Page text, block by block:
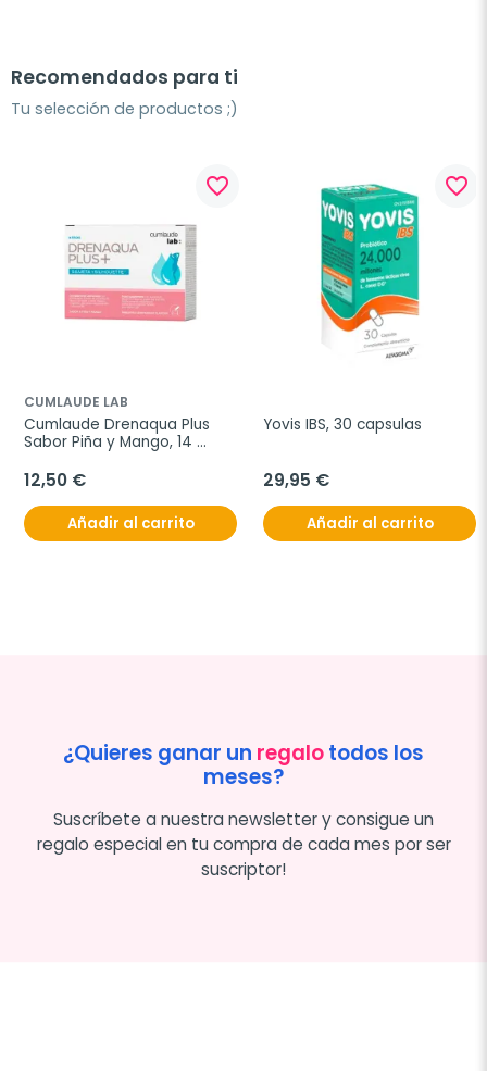
Recomendados para ti
Tu selección de productos ;)
favorite_border
CUMLAUDE LAB
Cumlaude Drenaqua Plus
Sabor Piña y Mango, 14
12,50 €
Añadir al carrito
favorite_border
Yovis IBS, 30 capsulas
29,95 €
Añadir al carrito
¿Quieres ganar un regalotodos los
meses?
Suscríbete a nuestra newsletter y consigue un
regalo especial en tu compra de cada mes por ser
suscriptor!